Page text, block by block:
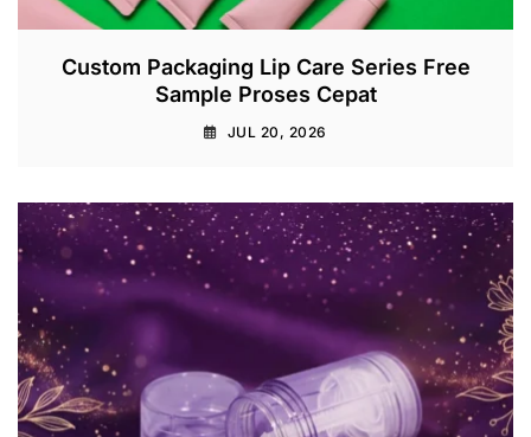
Custom Packaging Lip Care Series Free
Sample Proses Cepat
JUL 20, 2026